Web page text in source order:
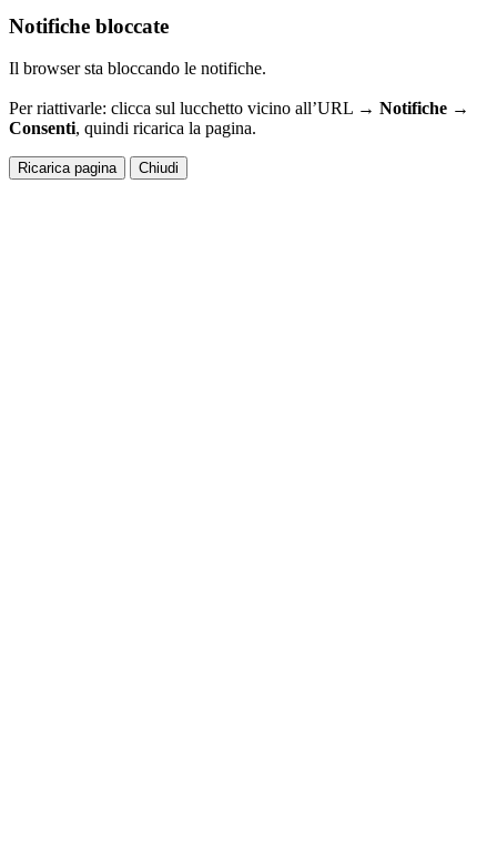
Notifiche bloccate
Il browser sta bloccando le notifiche.
Per riattivarle: clicca sul lucchetto vicino all’URL → Notifiche →
Consenti, quindi ricarica la pagina.
Ricarica pagina Chiudi